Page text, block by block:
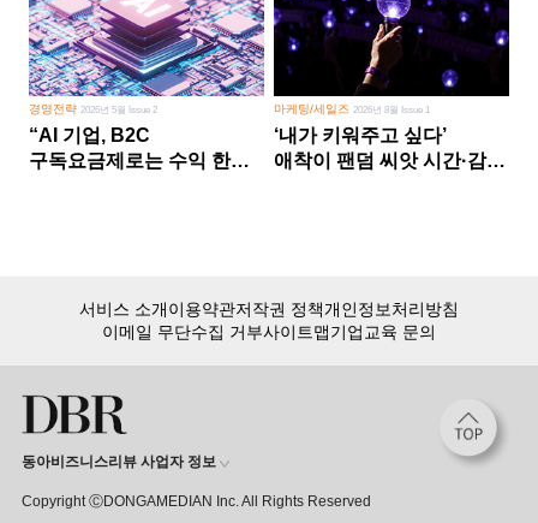
경영전략 2026년 5월 Issue 2
“AI 기업, B2C
구독요금제로는 수익 한계
마케팅/세일즈 2026년 8월 Issue 1
‘내가 키워주고 싶다’
애착이 팬덤 씨앗 시간·감정
서비스 소개이용약관저작권 정책개인정보처리방침
이메일 무단수집 거부사이트맵기업교육 문의
동아비즈니스리뷰 사업자 정보
Copyright ⒸDONGAMEDIAN Inc. All Rights Reserved